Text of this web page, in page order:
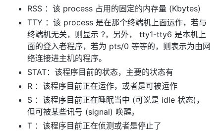
RSS ：该 process 占用的固定的内存量 (Kbytes)
TTY ：该 process 是在那个终端机上面运作，若与
终端机无关，则显示 ?，另外， tty1-tty6 是本机上
面的登入者程序，若为 pts/0 等等的，则表示为由网
络连接进主机的程序。
STAT：该程序目前的状态，主要的状态有
R ：该程序目前正在运作，或者是可被运作
S ：该程序目前正在睡眠当中 (可说是 idle 状态)，
但可被某些讯号 (signal) 唤醒。
T ：该程序目前正在侦测或者是停止了